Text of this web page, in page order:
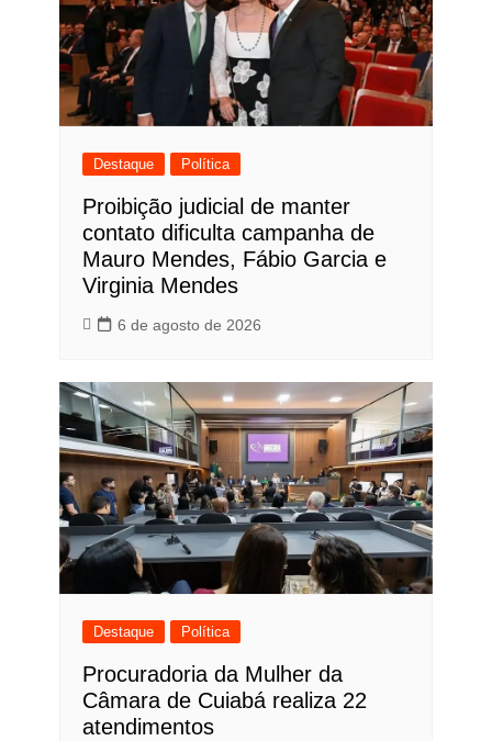
Destaque Política
Proibição judicial de manter
contato dificulta campanha de
Mauro Mendes, Fábio Garcia e
Virginia Mendes
6 de agosto de 2026
Destaque Política
Procuradoria da Mulher da
Câmara de Cuiabá realiza 22
atendimentos